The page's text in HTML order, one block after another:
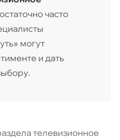
часто
могут
и дать
телевизионное